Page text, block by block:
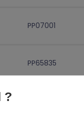
PP07001
PP65835
?